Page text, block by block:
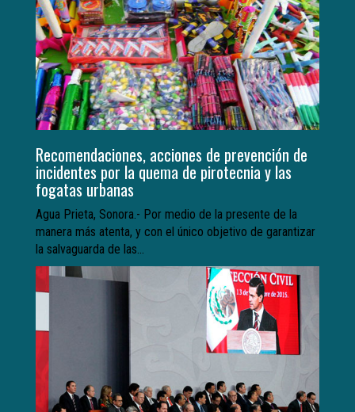
Recomendaciones, acciones de prevención de
incidentes por la quema de pirotecnia y las
fogatas urbanas
Agua Prieta, Sonora.- Por medio de la presente de la
manera más atenta, y con el único objetivo de garantizar
la salvaguarda de las...